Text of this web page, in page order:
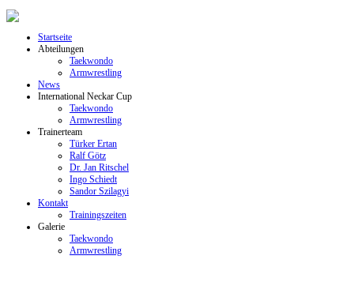
Startseite
Abteilungen
Taekwondo
Armwrestling
News
International Neckar Cup
Taekwondo
Armwrestling
Trainerteam
Türker Ertan
Ralf Götz
Dr. Jan Ritschel
Ingo Schiedt
Sandor Szilagyi
Kontakt
Trainingszeiten
Galerie
Taekwondo
Armwrestling